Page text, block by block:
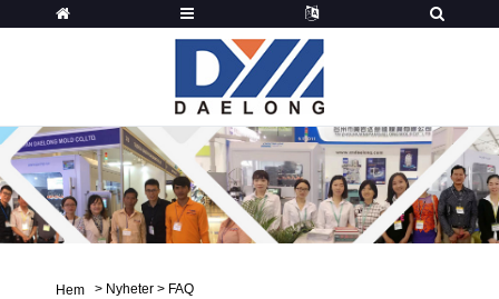
Hem > Nyheter > FAQ